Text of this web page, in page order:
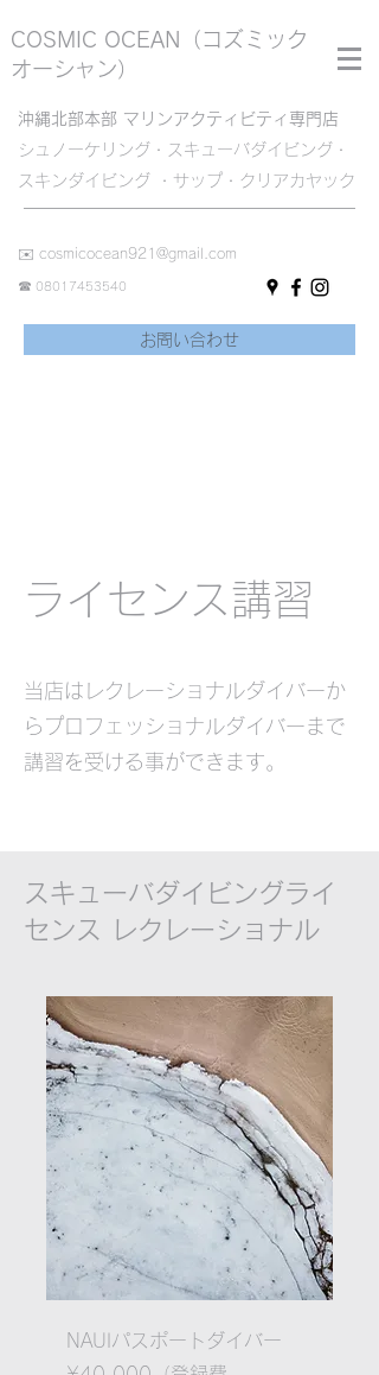
COSMIC OCEAN
（コズミック
オーシャン）
沖縄北部本部 マリンアクティビティ専門店
シュノーケリング・スキューバダイビング・
スキンダイビング ・サップ・クリアカヤック
✉️ cosmicocean921@gmail.com
☎︎ 08017453540
お問い合わせ
​ライセンス講習
当店は​レクレーショナルダイバーか
らプロフェッショナルダイバーまで
講習を受ける事ができます。
スキューバダイビングライ
センス ​レクレーショナル
NAUI​パスポートダイバー